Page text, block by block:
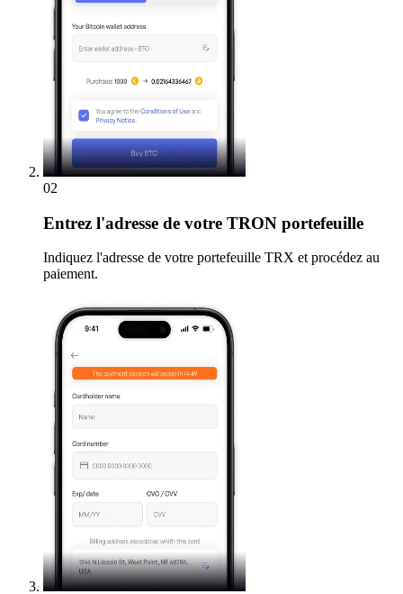
02
Entrez l'adresse de votre TRON portefeuille
Indiquez l'adresse de votre portefeuille TRX et procédez au
paiement.